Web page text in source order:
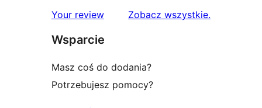
Your review Zobacz wszystkierecenzje
.
Wsparcie
Masz coś do dodania?
Potrzebujesz pomocy?